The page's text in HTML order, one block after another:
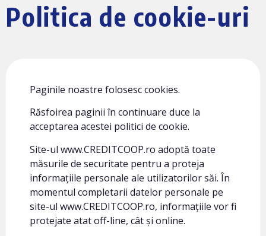
Politica de cookie-uri
Paginile noastre folosesc cookies.
Răsfoirea paginii în continuare duce la
acceptarea acestei politici de cookie.
Site-ul www.CREDITCOOP.ro adoptă toate
măsurile de securitate pentru a proteja
informațiile personale ale utilizatorilor săi. În
momentul completarii datelor personale pe
site-ul www.CREDITCOOP.ro, informațiile vor fi
protejate atat off-line, cât și online.